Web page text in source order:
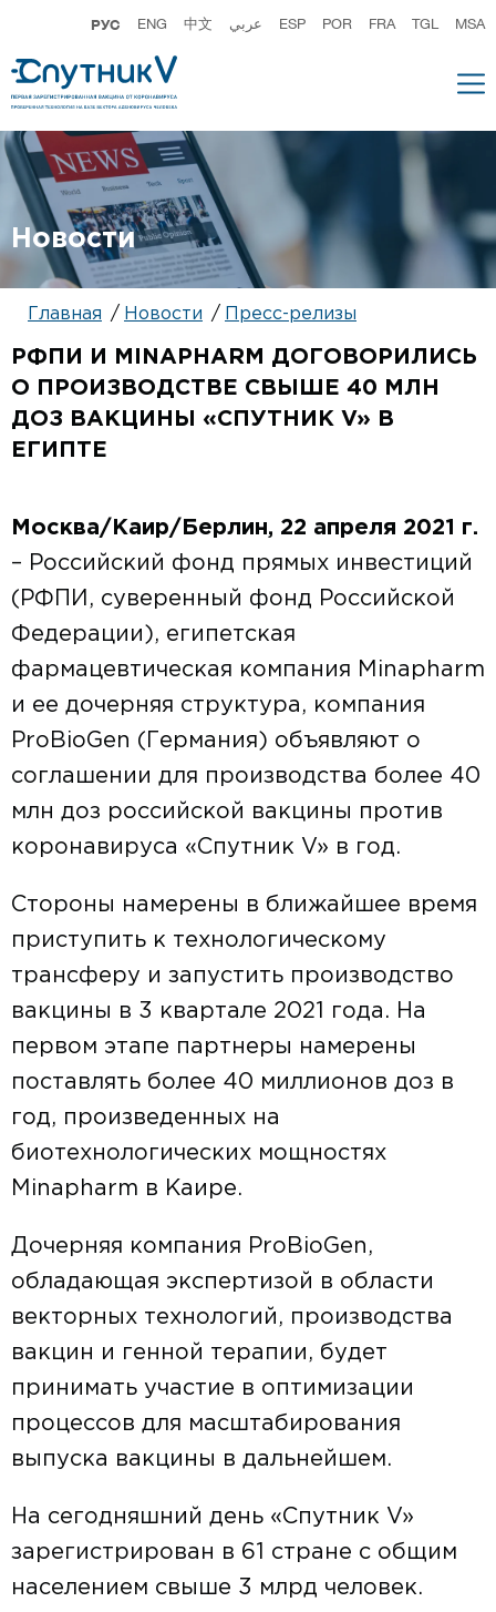
РУС ENG 中文 عربي ESP POR FRA TGL MSA
Новости
Главная Новости Пресс-релизы
РФПИ И MINAPHARM ДОГОВОРИЛИСЬ
О ПРОИЗВОДСТВЕ СВЫШЕ 40 МЛН
ДОЗ ВАКЦИНЫ «СПУТНИК V» В
ЕГИПТЕ
Москва/Каир/Берлин, 22 апреля 2021 г.
– Российский фонд прямых инвестиций
(РФПИ, суверенный фонд Российской
Федерации), египетская
фармацевтическая компания Minapharm
и ее дочерняя структура, компания
ProBioGen (Германия) объявляют о
соглашении для производства более 40
млн доз российской вакцины против
коронавируса «Спутник V» в год.
Стороны намерены в ближайшее время
приступить к технологическому
трансферу и запустить производство
вакцины в 3 квартале 2021 года. На
первом этапе партнеры намерены
поставлять более 40 миллионов доз в
год, произведенных на
биотехнологических мощностях
Minapharm в Каире.
Дочерняя компания ProBioGen,
обладающая экспертизой в области
векторных технологий, производства
вакцин и генной терапии, будет
принимать участие в оптимизации
процессов для масштабирования
выпуска вакцины в дальнейшем.
На сегодняшний день «Спутник V»
зарегистрирован в 61 стране с общим
населением свыше 3 млрд человек.